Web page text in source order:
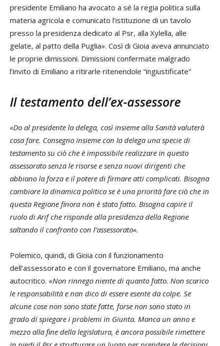
presidente Emiliano ha avocato a sé la regia politica sulla
materia agricola e comunicato l’istituzione di un tavolo
presso la presidenza dedicato al Psr, alla Xylella, alle
gelate, al patto della Puglia». Così di Gioia aveva annunciato
le proprie dimissioni. Dimissioni confermate malgrado
l’invito di Emiliano a ritirarle ritenendole “ingiustificate”
Il testamento dell’ex-assessore
«Do al presidente la delega, così insieme alla Sanità valuterà
cosa fare. Consegno insieme con la delega una specie di
testamento su ciò che è impossibile realizzare in questo
assessorato senza le risorse e senza nuovi dirigenti che
abbiano la forza e il potere di firmare atti complicati. Bisogna
cambiare la dinamica politica se è una priorità fare ciò che in
questa Regione finora non è stato fatto. Bisogna capire il
ruolo di Arif che risponde alla presidenza della Regione
saltando il confronto con l’assessorato».
Polemico, quindi, di Gioia con il funzionamento
dell’assessorato e con il governatore Emiliano, ma anche
autocritico. «Non rinnego niente di quanto fatto. Non scarico
le responsabilità e non dico di essere esente da colpe. Se
alcune cose non sono state fatte, forse non sono stato in
grado di spiegare i problemi in Giunta. Manca un anno e
mezzo alla fine della legislatura, è ancora possibile rimettere